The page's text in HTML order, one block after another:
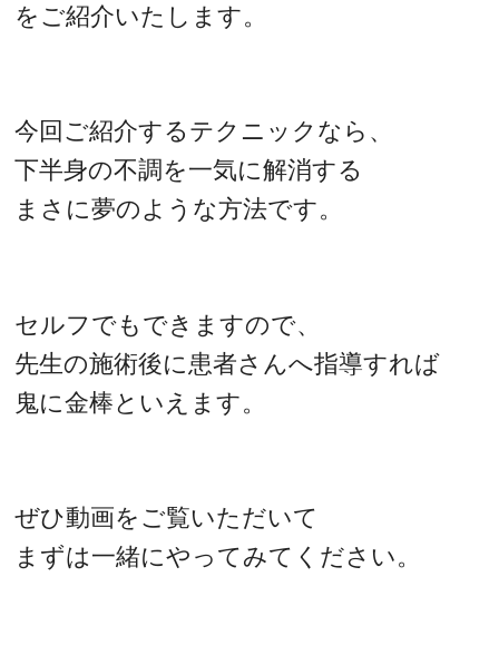
をご紹介いたします。
今回ご紹介するテクニックなら、
下半身の不調を一気に解消する
まさに夢のような方法です。
セルフでもできますので、
先生の施術後に患者さんへ指導すれば
鬼に金棒といえます。
ぜひ動画をご覧いただいて
まずは一緒にやってみてください。